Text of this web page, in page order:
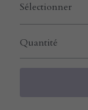
Sélectionner
Quantité